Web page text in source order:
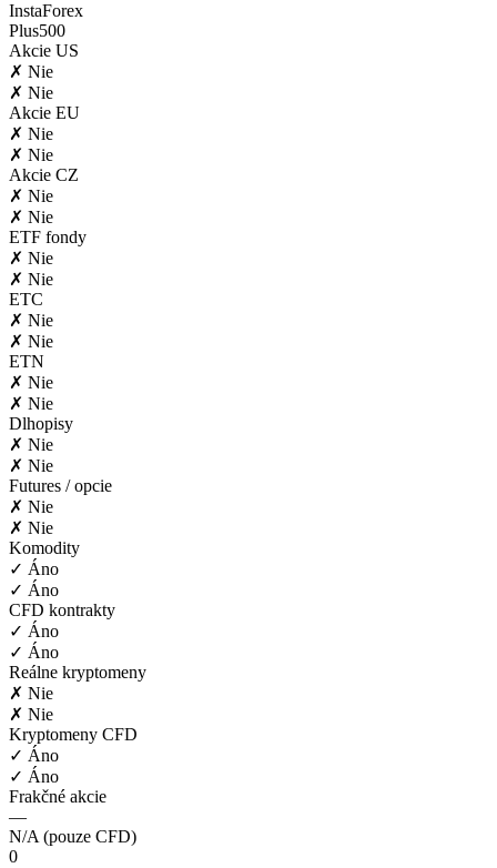
InstaForex
Plus500
Akcie US
✗ Nie
✗ Nie
Akcie EU
✗ Nie
✗ Nie
Akcie CZ
✗ Nie
✗ Nie
ETF fondy
✗ Nie
✗ Nie
ETC
✗ Nie
✗ Nie
ETN
✗ Nie
✗ Nie
Dlhopisy
✗ Nie
✗ Nie
Futures / opcie
✗ Nie
✗ Nie
Komodity
✓ Áno
✓ Áno
CFD kontrakty
✓ Áno
✓ Áno
Reálne kryptomeny
✗ Nie
✗ Nie
Kryptomeny CFD
✓ Áno
✓ Áno
Frakčné akcie
—
N/A (pouze CFD)
0